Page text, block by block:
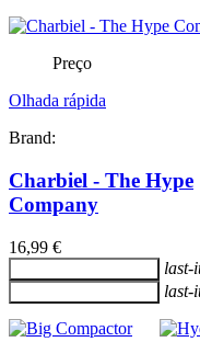
Preço
Olhada rápida
Brand:
Charbiel - The Hype
Company
16,99 €
last-
last-